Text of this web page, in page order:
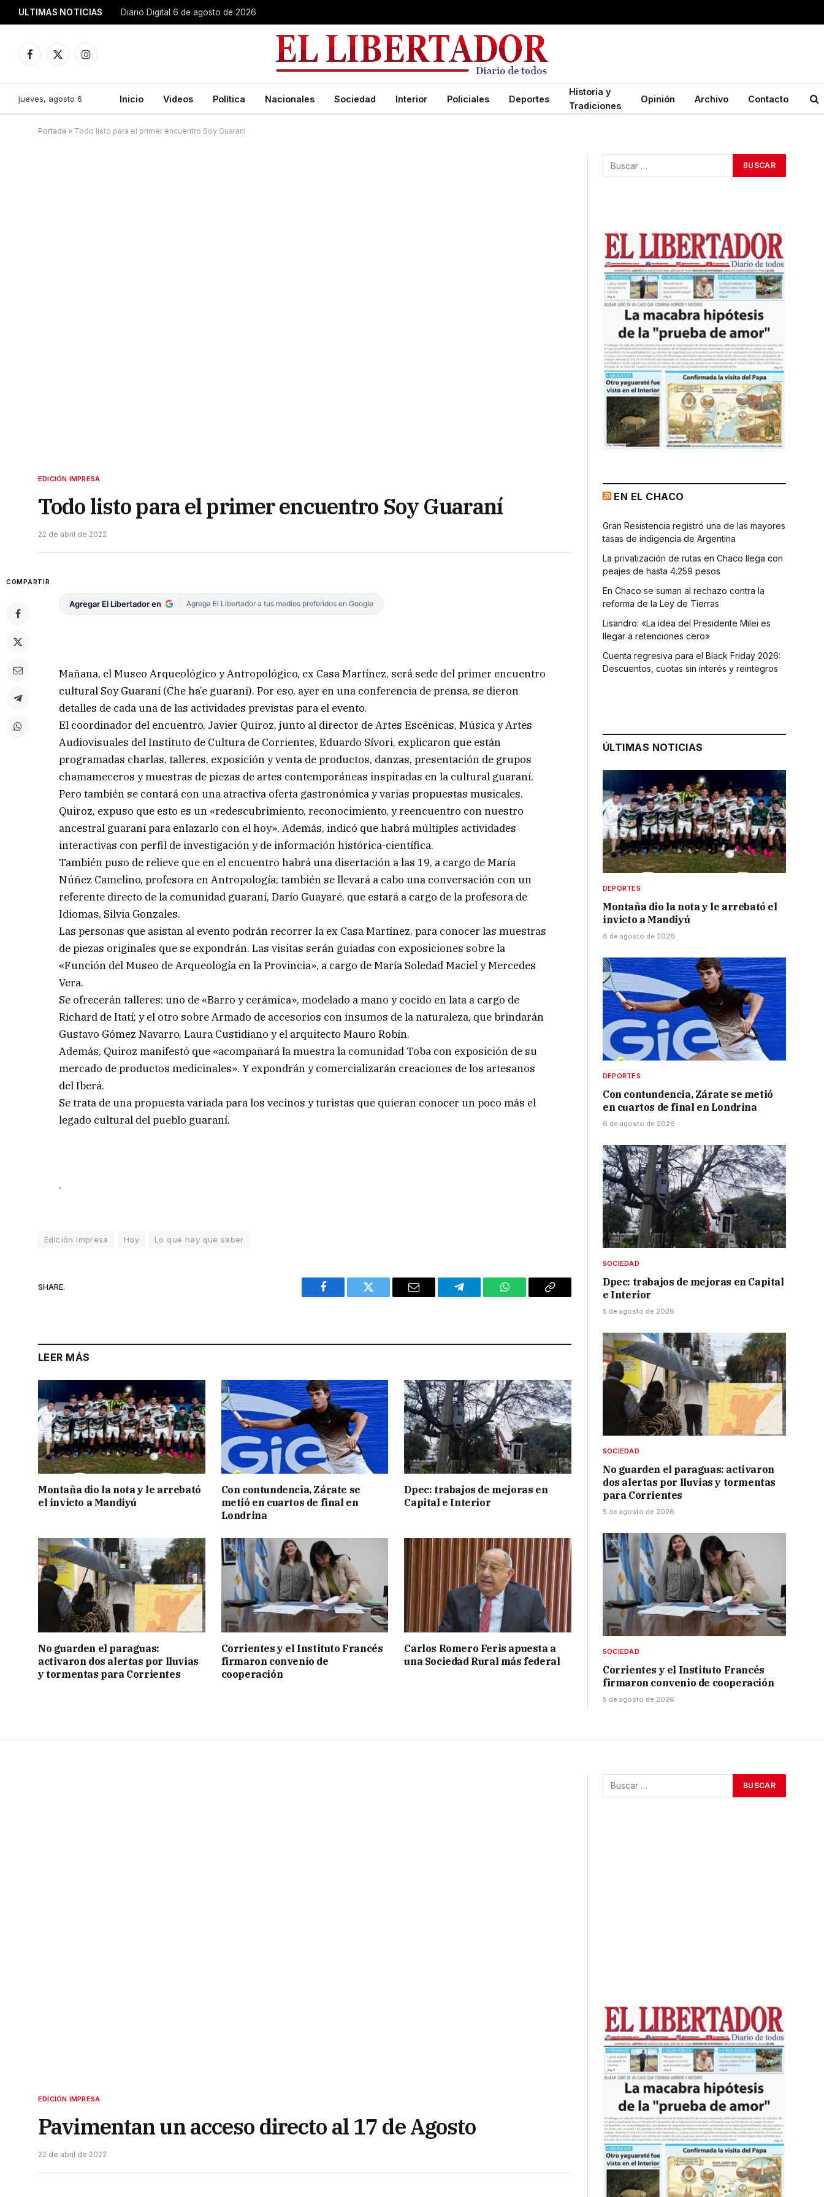
ULTIMAS NOTICIAS Diario Digital 6 de agosto de 2026
Facebook
X
Instagram
jueves, agosto 6 Inicio Videos Política Nacionales Sociedad Interior Policiales Deportes
Historia y
Tradiciones
Opinión Archivo Contacto
Portada » Todo listo para el primer encuentro Soy Guaraní
EDICIÓN IMPRESA
Todo listo para el primer encuentro Soy Guaraní
22 de abril de 2022
COMPARTIR
Agregar El Libertador en Agrega El Libertador a tus medios preferidos en Google
Mañana, el Museo Arqueológico y Antropológico, ex Casa Martínez, será sede del primer encuentro
cultural Soy Guaraní (Che ha’e guarani). Por eso, ayer en una conferencia de prensa, se dieron
detalles de cada una de las actividades previstas para el evento.
El coordinador del encuentro, Javier Quiroz, junto al director de Artes Escénicas, Música y Artes
Audiovisuales del Instituto de Cultura de Corrientes, Eduardo Sívori, explicaron que están
programadas charlas, talleres, exposición y venta de productos, danzas, presentación de grupos
chamameceros y muestras de piezas de artes contemporáneas inspiradas en la cultural guaraní.
Pero también se contará con una atractiva oferta gastronómica y varias propuestas musicales.
Quiroz, expuso que esto es un «redescubrimiento, reconocimiento, y reencuentro con nuestro
ancestral guaraní para enlazarlo con el hoy». Además, indicó que habrá múltiples actividades
interactivas con perfil de investigación y de información histórica-científica.
También puso de relieve que en el encuentro habrá una disertación a las 19, a cargo de María
Núñez Camelino, profesora en Antropología; también se llevará a cabo una conversación con un
referente directo de la comunidad guaraní, Darío Guayaré, que estará a cargo de la profesora de
Idiomas, Silvia Gonzales.
Las personas que asistan al evento podrán recorrer la ex Casa Martínez, para conocer las muestras
de piezas originales que se expondrán. Las visitas serán guiadas con exposiciones sobre la
«Función del Museo de Arqueología en la Provincia», a cargo de María Soledad Maciel y Mercedes
Vera.
Se ofrecerán talleres: uno de «Barro y cerámica», modelado a mano y cocido en lata a cargo de
Richard de Itatí; y el otro sobre Armado de accesorios con insumos de la naturaleza, que brindarán
Gustavo Gómez Navarro, Laura Custidiano y el arquitecto Mauro Robín.
Además, Quiroz manifestó que «acompañará la muestra la comunidad Toba con exposición de su
mercado de productos medicinales». Y expondrán y comercializarán creaciones de los artesanos
del Iberá.
Se trata de una propuesta variada para los vecinos y turistas que quieran conocer un poco más el
legado cultural del pueblo guaraní.
.
Edición Impresa Hoy Lo que hay que saber
SHARE.
Facebook Twitter Email Telegram WhatsAppCopy
LEER MÁS
Montaña dio la nota y le arrebató
el invicto a Mandiyú
Con contundencia, Zárate se
metió en cuartos de final en
Londrina
Dpec: trabajos de mejoras en
Capital e Interior
No guarden el paraguas:
activaron dos alertas por lluvias
y tormentas para Corrientes
Corrientes y el Instituto Francés
firmaron convenio de
cooperación
Carlos Romero Feris apuesta a
una Sociedad Rural más federal
EN EL CHACO
Gran Resistencia registró una de las mayores
tasas de indigencia de Argentina
La privatización de rutas en Chaco llega con
peajes de hasta 4.259 pesos
En Chaco se suman al rechazo contra la
reforma de la Ley de Tierras
Lisandro: «La idea del Presidente Milei es
llegar a retenciones cero»
Cuenta regresiva para el Black Friday 2026:
Descuentos, cuotas sin interés y reintegros
ÚLTIMAS NOTICIAS
DEPORTES
Montaña dio la nota y le arrebató el
invicto a Mandiyú
6 de agosto de 2026
DEPORTES
Con contundencia, Zárate se metió
en cuartos de final en Londrina
6 de agosto de 2026
SOCIEDAD
Dpec: trabajos de mejoras en Capital
e Interior
5 de agosto de 2026
SOCIEDAD
No guarden el paraguas: activaron
dos alertas por lluvias y tormentas
para Corrientes
5 de agosto de 2026
SOCIEDAD
Corrientes y el Instituto Francés
firmaron convenio de cooperación
5 de agosto de 2026
EDICIÓN IMPRESA
Pavimentan un acceso directo al 17 de Agosto
22 de abril de 2022